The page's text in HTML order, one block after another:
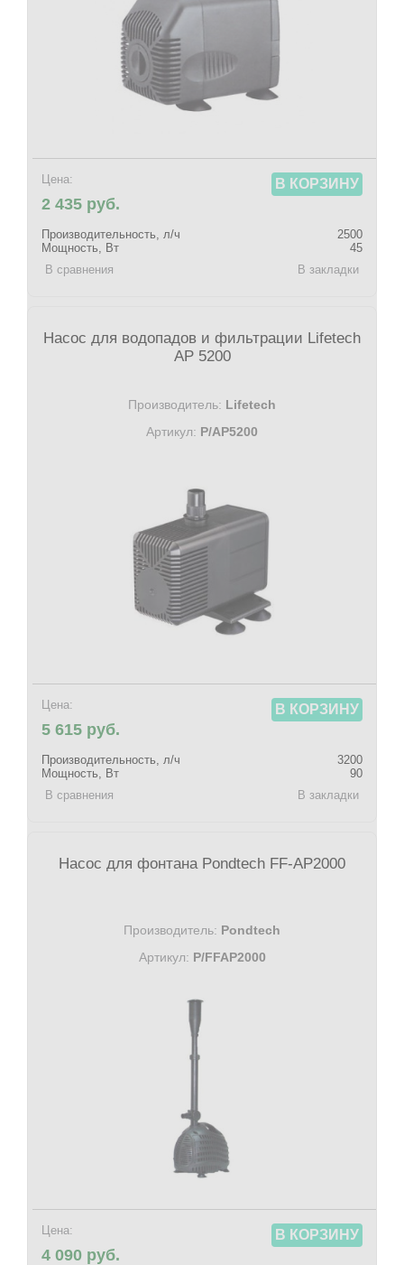
Цена:
2 435 руб.
В КОРЗИНУ
Производительность, л/ч
2500
Мощность, Вт
45
В сравнения
В закладки
Насос для водопадов и фильтрации Lifetech
AP 5200
Производитель: Lifetech
Артикул: P/AP5200
Цена:
5 615 руб.
В КОРЗИНУ
Производительность, л/ч
3200
Мощность, Вт
90
В сравнения
В закладки
Насос для фонтана Pondtech FF-AP2000
Производитель: Pondtech
Артикул: P/FFAP2000
Цена:
4 090 руб.
В КОРЗИНУ